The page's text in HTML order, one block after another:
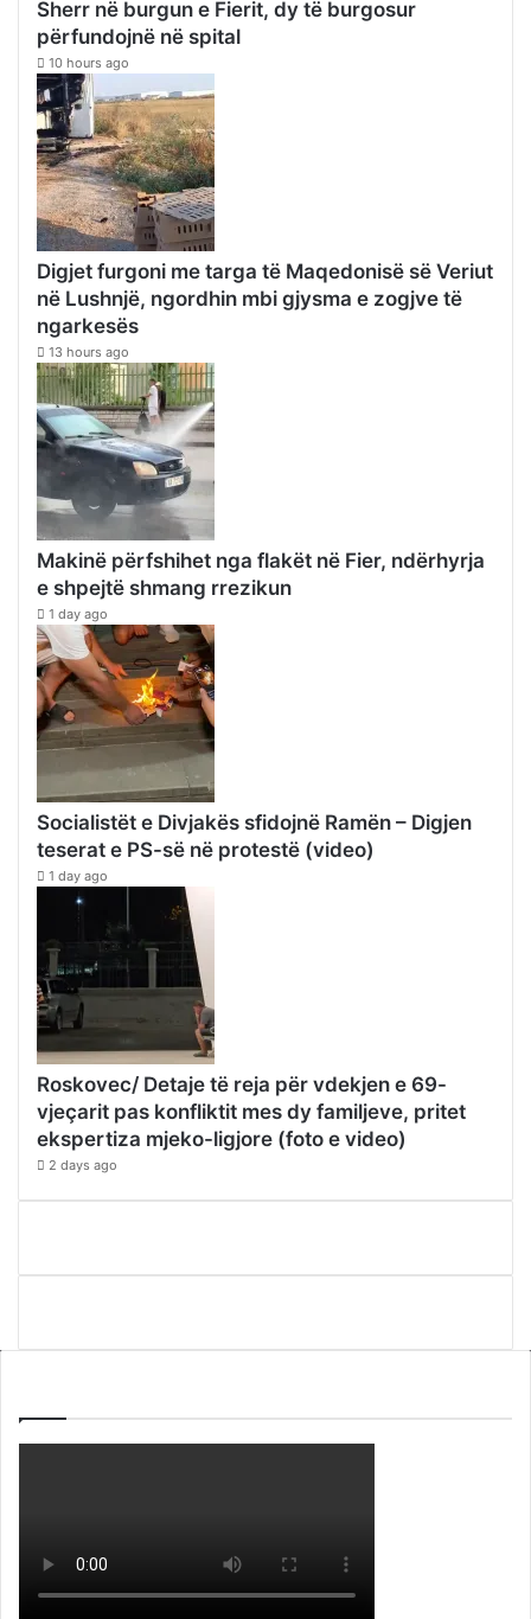
Sherr në burgun e Fierit, dy të burgosur
përfundojnë në spital
10 hours ago
Digjet furgoni me targa të Maqedonisë së Veriut
në Lushnjë, ngordhin mbi gjysma e zogjve të
ngarkesës
13 hours ago
Makinë përfshihet nga flakët në Fier, ndërhyrja
e shpejtë shmang rrezikun
1 day ago
Socialistët e Divjakës sfidojnë Ramën – Digjen
teserat e PS-së në protestë (video)
1 day ago
Roskovec/ Detaje të reja për vdekjen e 69-
vjeçarit pas konfliktit mes dy familjeve, pritet
ekspertiza mjeko-ligjore (foto e video)
2 days ago